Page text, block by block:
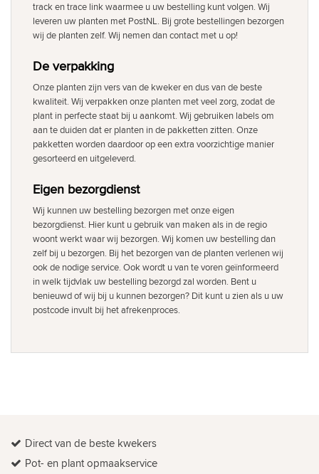
track en trace link waarmee u uw bestelling kunt volgen. Wij
leveren uw planten met PostNL. Bij grote bestellingen bezorgen
wij de planten zelf. Wij nemen dan contact met u op!
De verpakking
Onze planten zijn vers van de kweker en dus van de beste
kwaliteit. Wij verpakken onze planten met veel zorg, zodat de
plant in perfecte staat bij u aankomt. Wij gebruiken labels om
aan te duiden dat er planten in de pakketten zitten. Onze
pakketten worden daardoor op een extra voorzichtige manier
gesorteerd en uitgeleverd.
Eigen bezorgdienst
Wij kunnen uw bestelling bezorgen met onze eigen
bezorgdienst. Hier kunt u gebruik van maken als in de regio
woont werkt waar wij bezorgen. Wij komen uw bestelling dan
zelf bij u bezorgen. Bij het bezorgen van de planten verlenen wij
ook de nodige service. Ook wordt u van te voren geïnformeerd
in welk tijdvlak uw bestelling bezorgd zal worden. Bent u
benieuwd of wij bij u kunnen bezorgen? Dit kunt u zien als u uw
postcode invult bij het afrekenproces.
Direct van de beste kwekers
Pot- en plant opmaakservice